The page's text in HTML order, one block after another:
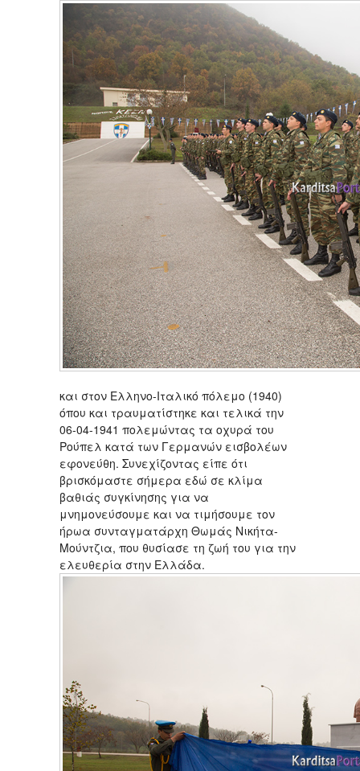
και στον Ελληνο-Ιταλικό πόλεμο (1940)
όπου και τραυματίστηκε και τελικά την
06-04-1941 πολεμώντας τα οχυρά του
Ρούπελ κατά των Γερμανών εισβολέων
εφονεύθη. Συνεχίζοντας είπε ότι
βρισκόμαστε σήμερα εδώ σε κλίμα
βαθιάς συγκίνησης για να
μνημονεύσουμε και να τιμήσουμε τον
ήρωα συνταγματάρχη Θωμάς Νικήτα-
Μούντζια, που θυσίασε τη ζωή του για την
ελευθερία στην Ελλάδα.